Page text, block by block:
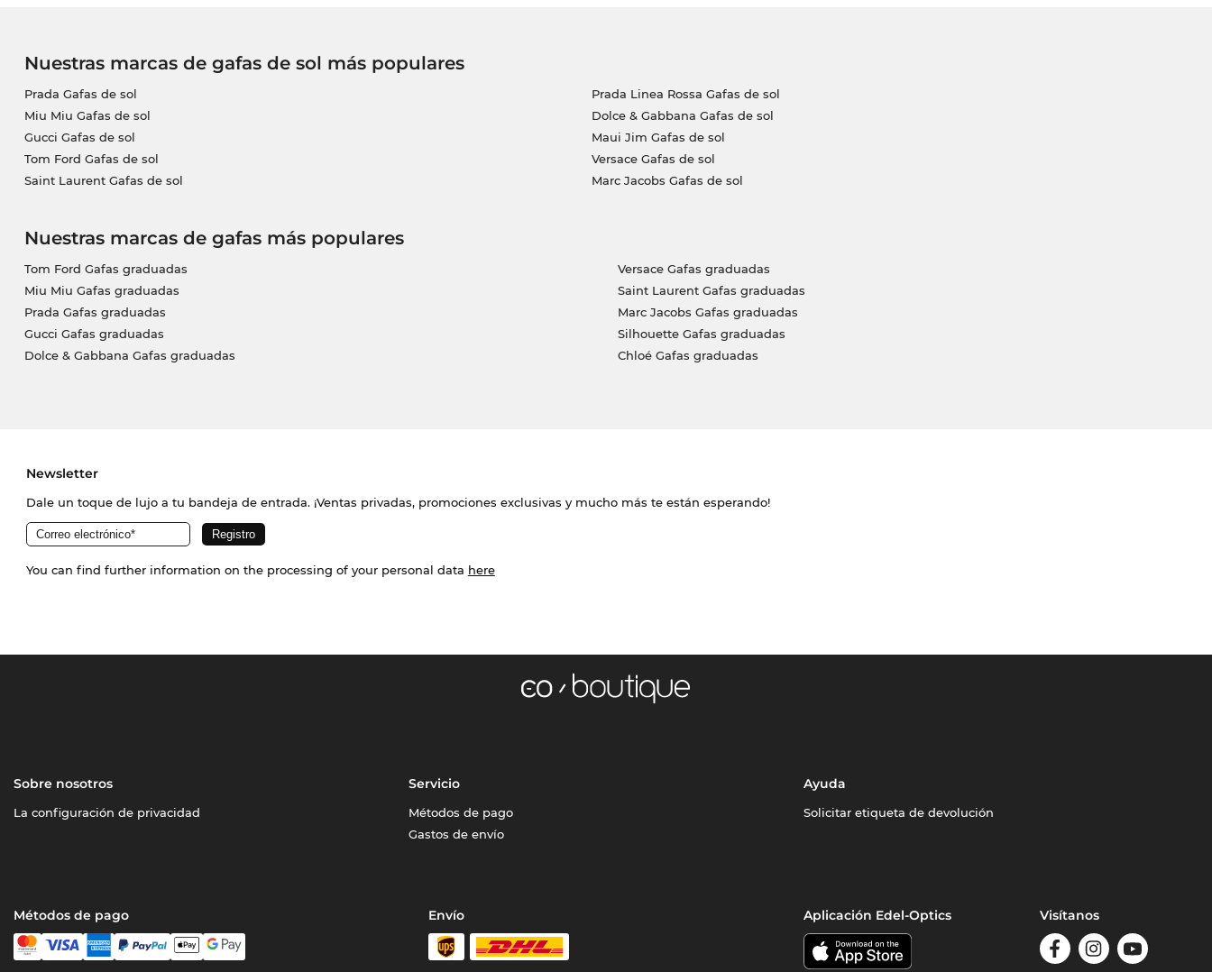
Nuestras marcas de gafas de sol más populares
Prada Gafas de sol
Miu Miu Gafas de sol
Gucci Gafas de sol
Tom Ford Gafas de sol
Saint Laurent Gafas de sol
Prada Linea Rossa Gafas de sol
Dolce & Gabbana Gafas de sol
Maui Jim Gafas de sol
Versace Gafas de sol
Marc Jacobs Gafas de sol
Nuestras marcas de gafas más populares
Tom Ford Gafas graduadas
Miu Miu Gafas graduadas
Prada Gafas graduadas
Gucci Gafas graduadas
Dolce & Gabbana Gafas graduadas
Versace Gafas graduadas
Saint Laurent Gafas graduadas
Marc Jacobs Gafas graduadas
Silhouette Gafas graduadas
Chloé Gafas graduadas
Newsletter
Dale un toque de lujo a tu bandeja de entrada. ¡Ventas privadas, promociones exclusivas y mucho más te están esperando!
You can find further information on the processing of your personal data here
Sobre nosotros
La configuración de privacidad
Servicio
Métodos de pago
Gastos de envío
Ayuda
Solicitar etiqueta de devolución
Métodos de pago Envío Aplicación Edel-Optics Visítanos